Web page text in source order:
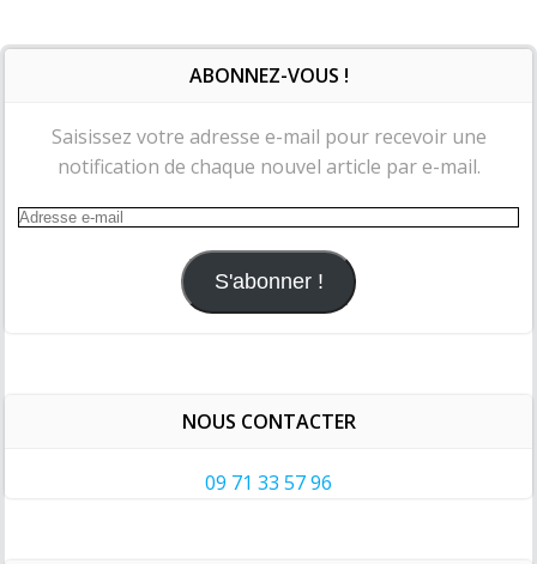
navigation
ABONNEZ-VOUS !
Saisissez votre adresse e-mail pour recevoir une
notification de chaque nouvel article par e-mail.
Adresse
S'abonner !
NOUS CONTACTER
09 71 33 57 96